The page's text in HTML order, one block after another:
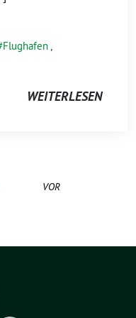
Flughafen,
WEITERLESEN
VOR